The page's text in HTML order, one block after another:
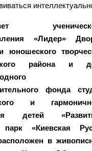
«Лидер»
юношеского
района и
фонда
и
детей
парк «Киевская
в